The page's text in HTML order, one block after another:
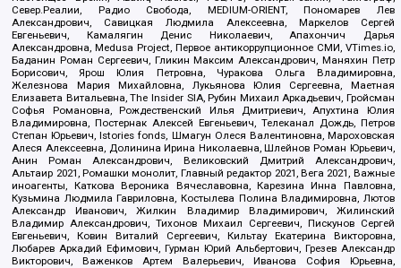
Север.Реалии, Радио Свобода, MEDIUM-ORIENT, Пономарев Лев
Александрович, Савицкая Людмила Алексеевна, Маркелов Сергей
Евгеньевич, Камалягин Денис Николаевич, Апахончич Дарья
Александровна, Medusa Project, Первое антикоррупционное СМИ, VTimes.io,
Баданин Роман Сергеевич, Гликин Максим Александрович, Маняхин Петр
Борисович, Ярош Юлия Петровна, Чуракова Ольга Владимировна,
Железнова Мария Михайловна, Лукьянова Юлия Сергеевна, Маетная
Елизавета Витальевна, The Insider SIA, Рубин Михаил Аркадьевич, Гройсман
Софья Романовна, Рождественский Илья Дмитриевич, Апухтина Юлия
Владимировна, Постернак Алексей Евгеньевич, Телеканал Дождь, Петров
Степан Юрьевич, Istories fonds, Шмагун Олеся Валентиновна, Мароховская
Алеся Алексеевна, Долинина Ирина Николаевна, Шлейнов Роман Юрьевич,
Анин Роман Александрович, Великовский Дмитрий Александрович,
Альтаир 2021, Ромашки монолит, Главный редактор 2021, Вега 2021, Важные
иноагенты, Каткова Вероника Вячеславовна, Карезина Инна Павловна,
Кузьмина Людмила Гавриловна, Костылева Полина Владимировна, Лютов
Александр Иванович, Жилкин Владимир Владимирович, Жилинский
Владимир Александрович, Тихонов Михаил Сергеевич, Пискунов Сергей
Евгеньевич, Ковин Виталий Сергеевич, Кильтау Екатерина Викторовна,
Любарев Аркадий Ефимович, Гурман Юрий Альбертович, Грезев Александр
Викторович, Важенков Артем Валерьевич, Иванова София Юрьевна,